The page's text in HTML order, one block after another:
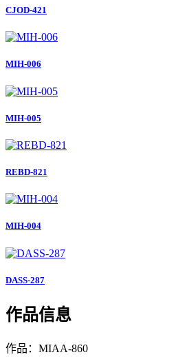
CJOD-421
MIH-006
MIH-005
REBD-821
MIH-004
DASS-287
作品信息
作品：MIAA-860